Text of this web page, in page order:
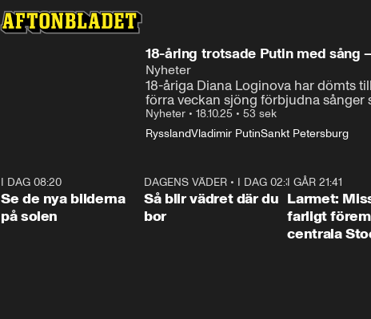
18-åring trotsade Putin med sång
Nyheter
18-åriga Diana Loginova har dömts
förra veckan sjöng förbjudna sånger
Nyheter • 18.10.25 • 53 sek
RysslandVladimir PutinSankt Petersburg
I DAG 08:20
Se de nya bilderna
på solen
1:06
DAGENS VÄDER • I DAG 02:30
Så blir vädret där du
bor
I GÅR 21:41
Larmet:
farligt
centrala